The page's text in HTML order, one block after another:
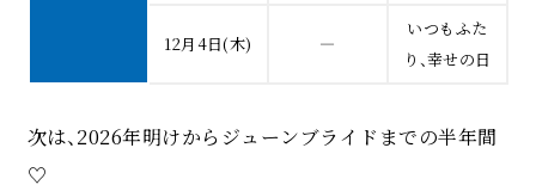
12月4日(木) ―
いつもふた
り、幸せの日
次は、2026年明けからジューンブライドまでの半年間
♡